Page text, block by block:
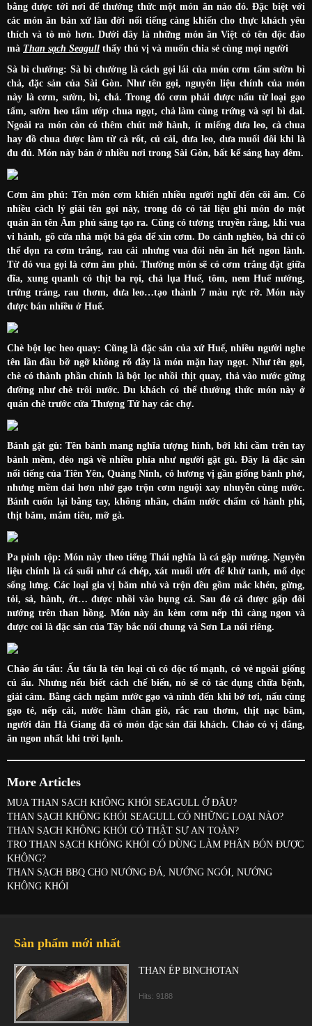
bằng được tới nơi để thưởng thức một món ăn nào đó. Đặc biệt với
các món ăn bản xứ lâu đời nổi tiếng càng khiến cho thực khách yêu
thích và tò mò hơn. Dưới đây là những món ăn Việt có tên độc đáo
mà Than sạch Seagull thấy thú vị và muốn chia sẻ cùng mọi người
Sà bì chưởng: Sà bì chưởng là cách gọi lái của món cơm tấm sườn bì
chả, đặc sản của Sài Gòn. Như tên gọi, nguyên liệu chính của món
này là cơm, sườn, bì, chả. Trong đó cơm phải được nấu từ loại gạo
tấm, sườn heo tẩm ướp chua ngọt, chả làm cùng trứng và sợi bì dai.
Ngoài ra món còn có thêm chút mỡ hành, ít miếng dưa leo, cà chua
hay đồ chua được làm từ cà rốt, củ cải, dưa leo, dưa muối đôi khi là
đu đủ. Món này bán ở nhiều nơi trong Sài Gòn, bất kể sáng hay đêm.
Cơm âm phủ: Tên món cơm khiến nhiều người nghĩ đến cõi âm. Có
nhiều cách lý giải tên gọi này, trong đó có tài liệu ghi món do một
quán ăn tên Âm phủ sáng tạo ra. Cũng có tương truyền rằng, khi vua
vi hành, gõ cửa nhà một bà góa để xin cơm. Do cảnh nghèo, bà chỉ có
thể dọn ra cơm trắng, rau cải nhưng vua đói nên ăn hết ngon lành.
Từ đó vua gọi là cơm âm phủ. Thường món sẽ có cơm trắng đặt giữa
đĩa, xung quanh có thịt ba rọi, chả lụa Huế, tôm, nem Huế nướng,
trứng tráng, rau thơm, dưa leo…tạo thành 7 màu rực rỡ. Món này
được bán nhiều ở Huế.
Chè bột lọc heo quay: Cũng là đặc sản của xứ Huế, nhiều người nghe
tên lần đầu bỡ ngỡ không rõ đây là món mặn hay ngọt. Như tên gọi,
chè có thành phần chính là bột lọc nhồi thịt quay, thả vào nước gừng
đường như chè trôi nước. Du khách có thể thưởng thức món này ở
quán chè trước cửa Thượng Tứ hay các chợ.
Bánh gật gù: Tên bánh mang nghĩa tượng hình, bởi khi cầm trên tay
bánh mềm, dẻo ngả về nhiều phía như người gật gù. Đây là đặc sản
nổi tiếng của Tiên Yên, Quảng Ninh, có hương vị gần giống bánh phở,
nhưng mềm dai hơn nhờ gạo trộn cơm nguội xay nhuyễn cùng nước.
Bánh cuốn lại bằng tay, không nhân, chấm nước chấm có hành phi,
thịt băm, mắm tiêu, mỡ gà.
Pa pỉnh tộp: Món này theo tiếng Thái nghĩa là cá gập nướng. Nguyên
liệu chính là cá suối như cá chép, xát muối ướt để khử tanh, mổ dọc
sống lưng. Các loại gia vị băm nhỏ và trộn đều gồm mắc khén, gừng,
tỏi, sả, hành, ớt… được nhồi vào bụng cá. Sau đó cá được gấp đôi
nướng trên than hồng. Món này ăn kèm cơm nếp thì càng ngon và
được coi là đặc sản của Tây bắc nói chung và Sơn La nói riêng.
Cháo ấu tẩu: Ấu tẩu là tên loại củ có độc tố mạnh, có vẻ ngoài giống
củ ấu. Nhưng nếu biết cách chế biến, nó sẽ có tác dụng chữa bệnh,
giải cảm. Bằng cách ngâm nước gạo và ninh đến khi bở tơi, nấu cùng
gạo tẻ, nếp cái, nước hầm chân giò, rắc rau thơm, thịt nạc băm,
người dân Hà Giang đã có món đặc sản đãi khách. Cháo có vị đắng,
ăn ngon nhất khi trời lạnh.
More Articles
MUA THAN SẠCH KHÔNG KHÓI SEAGULL Ở ĐÂU?
THAN SẠCH KHÔNG KHÓI SEAGULL CÓ NHỮNG LOẠI NÀO?
THAN SẠCH KHÔNG KHÓI CÓ THẬT SỰ AN TOÀN?
TRO THAN SẠCH KHÔNG KHÓI CÓ DÙNG LÀM PHÂN BÓN ĐƯỢC
KHÔNG?
THAN SẠCH BBQ CHO NƯỚNG ĐÁ, NƯỚNG NGÓI, NƯỚNG
KHÔNG KHÓI
Sản phẩm mới nhất
THAN ÉP BINCHOTAN
Hits: 9188